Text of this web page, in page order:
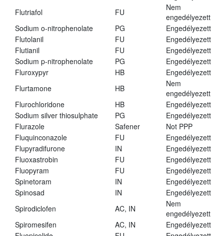
Flutriafol
FU
Nem
engedélyezett
Sodium o-nitrophenolate
PG
Engedélyezett
Flutolanil
FU
Engedélyezett
Flutianil
FU
Engedélyezett
Sodium p-nitrophenolate
PG
Engedélyezett
Fluroxypyr
HB
Engedélyezett
Flurtamone
HB
Nem
engedélyezett
Flurochloridone
HB
Engedélyezett
Sodium silver thiosulphate
PG
Engedélyezett
Flurazole
Safener
Not PPP
Fluquinconazole
FU
Engedélyezett
Flupyradifurone
IN
Engedélyezett
Fluoxastrobin
FU
Engedélyezett
Fluopyram
FU
Engedélyezett
Spinetoram
IN
Engedélyezett
Spinosad
IN
Engedélyezett
Spirodiclofen
AC, IN
Nem
engedélyezett
Spiromesifen
AC, IN
Engedélyezett